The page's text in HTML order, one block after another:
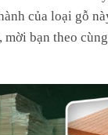
của loại gỗ
mời bạn theo